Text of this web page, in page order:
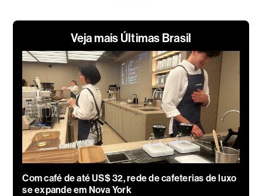
Veja mais Últimas Brasil
Com café de até US$ 32, rede de cafeterias de luxo
se expande em Nova York